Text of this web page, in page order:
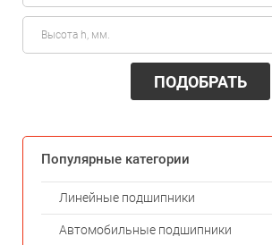
ПОДОБРАТЬ
Популярные категории
Линейные подшипники
Автомобильные подшипники